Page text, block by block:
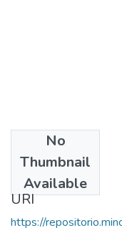
No
Thumbnail
Available
2009
URI
https://